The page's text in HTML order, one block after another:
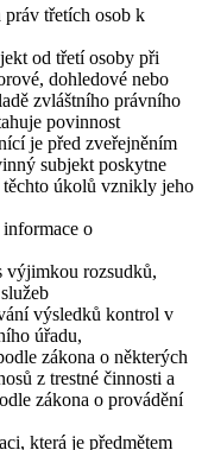
práv třetích osob k
od třetí osoby při
dohledové nebo
zvláštního právního
povinnost
je před zveřejněním
subjekt poskytne
úkolů vznikly jeho
o
výjimkou rozsudků,
výsledků kontrol v
úřadu,
zákona o některých
z trestné činnosti a
zákona o provádění
která je předmětem